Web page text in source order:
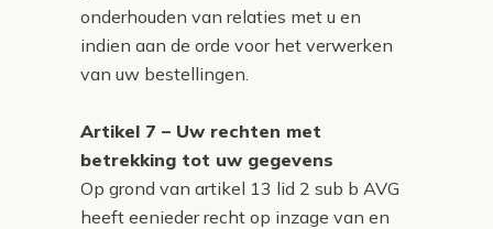
onderhouden van relaties met u en
indien aan de orde voor het verwerken
van uw bestellingen.
Artikel 7 – Uw rechten met
betrekking tot uw gegevens
Op grond van artikel 13 lid 2 sub b AVG
heeft eenieder recht op inzage van en